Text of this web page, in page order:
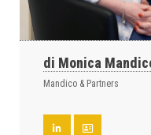
di Monica
Mandico & Partners